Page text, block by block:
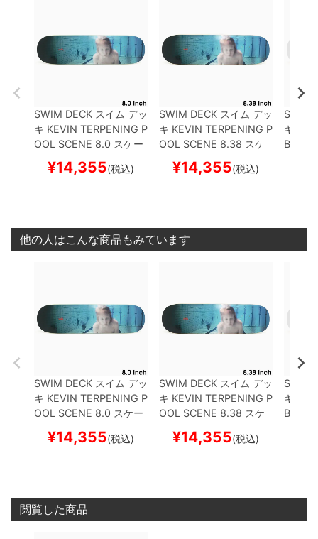
SWIM DECK スイム デッ
キ KEVIN TERPENING P
OOL SCENE 8.0 スケー
トボード スケボー
¥14,355(税込)
SWIM DECK スイム デッ
キ KEVIN TERPENING P
OOL SCENE 8.38 スケ
ートボード スケボー
¥14,355(税込)
SWIM
キ
BUT
他の人はこんな商品もみています
SWIM DECK スイム デッ
キ KEVIN TERPENING P
OOL SCENE 8.0 スケー
¥14,355(税込)
SWIM DECK スイム デッ
キ KEVIN TERPENING P
OOL SCENE 8.38 スケ
¥14,355(税込)
SWIM
キ
BUT
閲覧した商品